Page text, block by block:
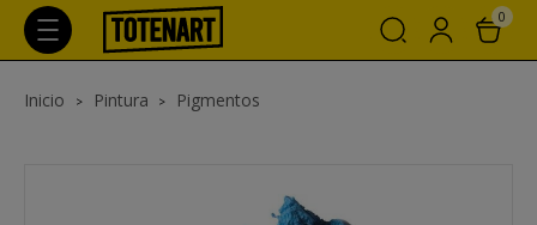
0
Inicio Pintura Pigmentos